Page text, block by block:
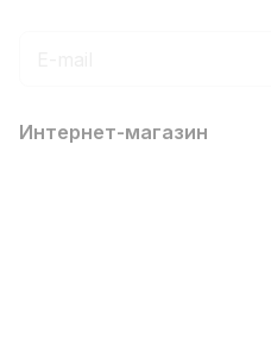
Интернет-магазин